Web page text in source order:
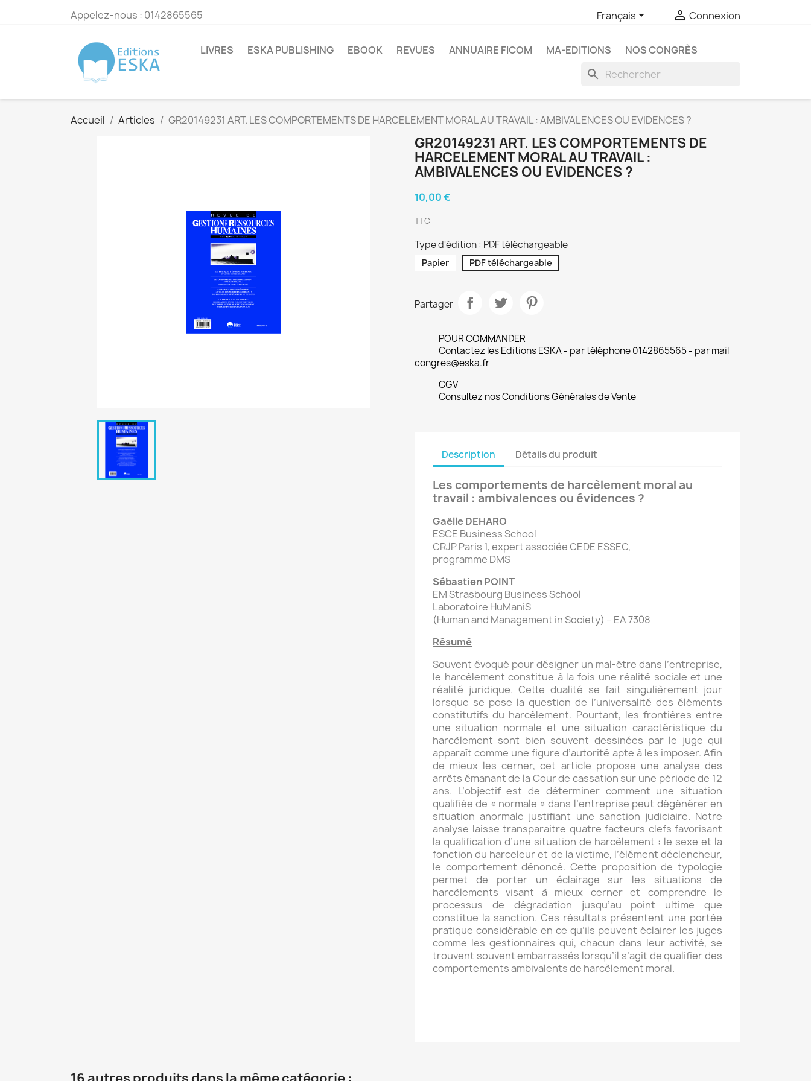
Appelez-nous : 0142865565 Français  Connexion
LIVRES ESKA PUBLISHING EBOOK REVUES ANNUAIRE FICOM MA-EDITIONS NOS CONGRÈS
search
Accueil Articles GR20149231 ART. LES COMPORTEMENTS DE HARCELEMENT MORAL AU TRAVAIL : AMBIVALENCES OU EVIDENCES ?
GR20149231 ART. LES COMPORTEMENTS DE
HARCELEMENT MORAL AU TRAVAIL :
AMBIVALENCES OU EVIDENCES ?
10,00 €
TTC
Type d'édition : PDF téléchargeable
Papier PDF téléchargeable
Partager
POUR COMMANDER
Contactez les Editions ESKA - par téléphone 0142865565 - par mail
congres@eska.fr
CGV
Consultez nos Conditions Générales de Vente
Description Détails du produit
Les comportements de harcèlement moral au
travail : ambivalences ou évidences ?
Gaëlle DEHARO
ESCE Business School
CRJP Paris 1, expert associée CEDE ESSEC,
programme DMS
Sébastien POINT
EM Strasbourg Business School
Laboratoire HuManiS
(Human and Management in Society) – EA 7308
Résumé
Souvent évoqué pour désigner un mal-être dans l’entreprise,
le harcèlement constitue à la fois une réalité sociale et une
réalité juridique. Cette dualité se fait singulièrement jour
lorsque se pose la question de l’universalité des éléments
constitutifs du harcèlement. Pourtant, les frontières entre
une situation normale et une situation caractéristique du
harcèlement sont bien souvent dessinées par le juge qui
apparaît comme une figure d’autorité apte à les imposer. Afin
de mieux les cerner, cet article propose une analyse des
arrêts émanant de la Cour de cassation sur une période de 12
ans. L’objectif est de déterminer comment une situation
qualifiée de « normale » dans l’entreprise peut dégénérer en
situation anormale justifiant une sanction judiciaire. Notre
analyse laisse transparaitre quatre facteurs clefs favorisant
la qualification d’une situation de harcèlement : le sexe et la
fonction du harceleur et de la victime, l’élément déclencheur,
le comportement dénoncé. Cette proposition de typologie
permet de porter un éclairage sur les situations de
harcèlements visant à mieux cerner et comprendre le
processus de dégradation jusqu’au point ultime que
constitue la sanction. Ces résultats présentent une portée
pratique considérable en ce qu’ils peuvent éclairer les juges
comme les gestionnaires qui, chacun dans leur activité, se
trouvent souvent embarrassés lorsqu’il s’agit de qualifier des
comportements ambivalents de harcèlement moral.